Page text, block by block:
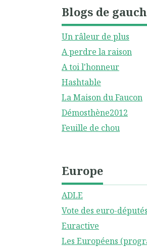
Blogs de
Un râleur de plus
A perdre la raison
A toi l'honneur
Hashtable
La Maison du Faucon
Démosthène2012
Feuille de chou
Europe
ADLE
Vote des euro-députés
Euractive
Les Européens